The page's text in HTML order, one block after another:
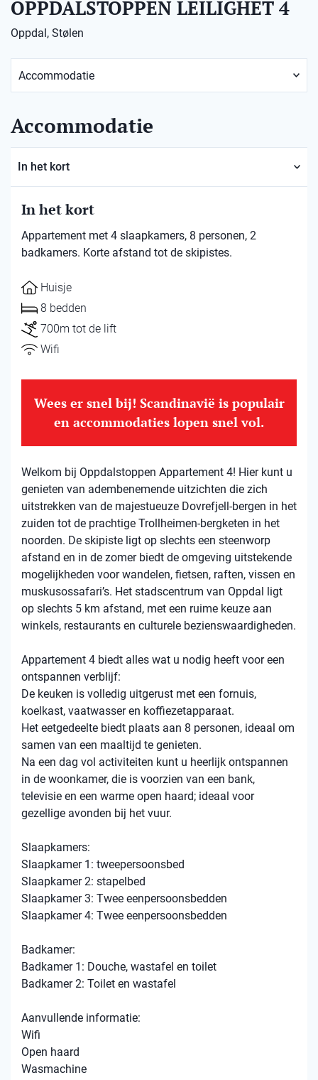
OPPDALSTOPPEN LEILIGHET 4
Oppdal, Stølen
Accommodatie
In het kort
In het kort
Appartement met 4 slaapkamers, 8 personen, 2
badkamers. Korte afstand tot de skipistes.
Huisje
8 bedden
700m tot de lift
Wifi
Wees er snel bij! Scandinavië is populair
en accommodaties lopen snel vol.
Welkom bij Oppdalstoppen Appartement 4! Hier kunt u
genieten van adembenemende uitzichten die zich
uitstrekken van de majestueuze Dovrefjell-bergen in het
zuiden tot de prachtige Trollheimen-bergketen in het
noorden. De skipiste ligt op slechts een steenworp
afstand en in de zomer biedt de omgeving uitstekende
mogelijkheden voor wandelen, fietsen, raften, vissen en
muskusossafari’s. Het stadscentrum van Oppdal ligt
op slechts 5 km afstand, met een ruime keuze aan
winkels, restaurants en culturele bezienswaardigheden.
Appartement 4 biedt alles wat u nodig heeft voor een
ontspannen verblijf:
De keuken is volledig uitgerust met een fornuis,
koelkast, vaatwasser en koffiezetapparaat.
Het eetgedeelte biedt plaats aan 8 personen, ideaal om
samen van een maaltijd te genieten.
Na een dag vol activiteiten kunt u heerlijk ontspannen
in de woonkamer, die is voorzien van een bank,
televisie en een warme open haard; ideaal voor
gezellige avonden bij het vuur.
Slaapkamers:
Slaapkamer 1: tweepersoonsbed
Slaapkamer 2: stapelbed
Slaapkamer 3: Twee eenpersoonsbedden
Slaapkamer 4: Twee eenpersoonsbedden
Badkamer:
Badkamer 1: Douche, wastafel en toilet
Badkamer 2: Toilet en wastafel
Aanvullende informatie:
Wifi
Open haard
Wasmachine